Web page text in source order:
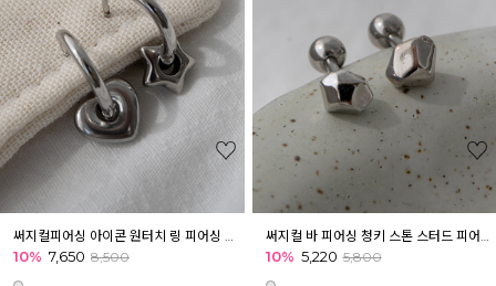
써지컬피어싱 아이콘 원터치 링 피어싱 남자 귓볼 귓바퀴 아웃컨츠
10% 7,650 8,500
써지컬 바 피어싱 청키 스톤 스터드 피어싱 남자 귓볼 귓바퀴 아웃컨츠
10% 5,220 5,800